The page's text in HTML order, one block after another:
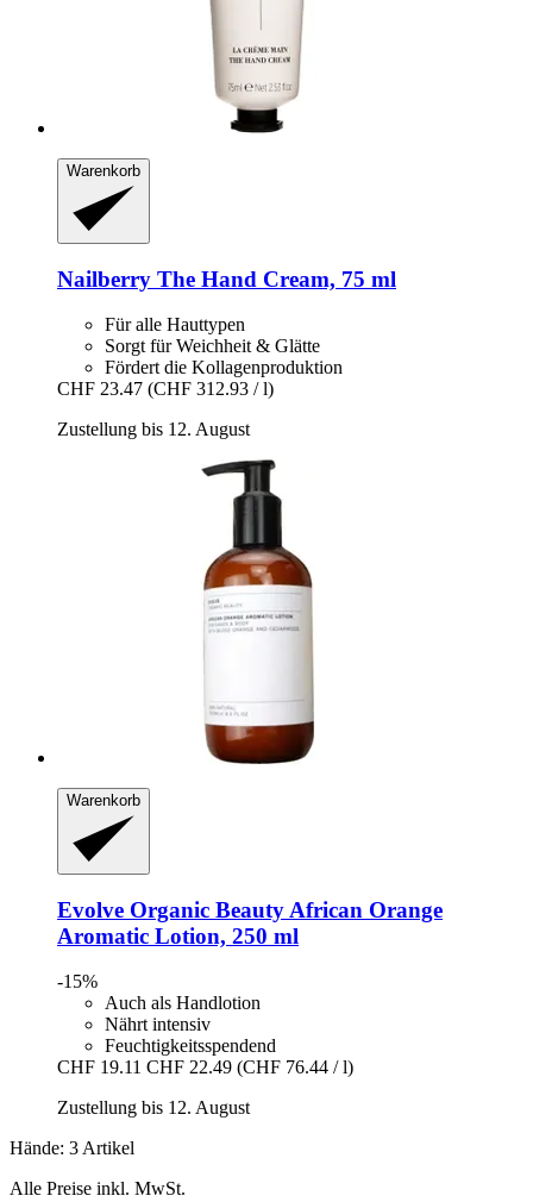
Warenkorb
Nailberry The Hand Cream, 75 ml
Für alle Hauttypen
Sorgt für Weichheit & Glätte
Fördert die Kollagenproduktion
CHF 23.47 (CHF 312.93 / l)
Zustellung bis 12. August
Warenkorb
Evolve Organic Beauty African Orange
Aromatic Lotion, 250 ml
-15%
Auch als Handlotion
Nährt intensiv
Feuchtigkeitsspendend
CHF 19.11 CHF 22.49 (CHF 76.44 / l)
Zustellung bis 12. August
Hände: 3 Artikel
Alle Preise inkl. MwSt.